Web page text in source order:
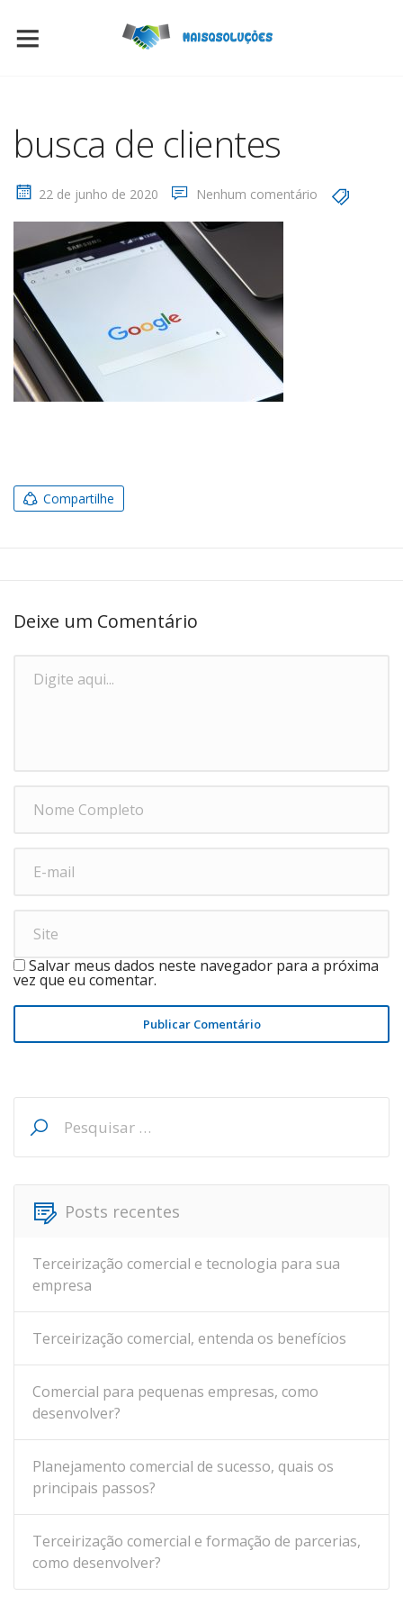
busca de clientes
22 de junho de 2020 Nenhum comentário
Compartilhe
Deixe um Comentário
Salvar meus dados neste navegador para a próxima
vez que eu comentar.
Publicar Comentário
Pesquisar
por:
Posts recentes
Terceirização comercial e tecnologia para sua
empresa
Terceirização comercial, entenda os benefícios
Comercial para pequenas empresas, como
desenvolver?
Planejamento comercial de sucesso, quais os
principais passos?
Terceirização comercial e formação de parcerias,
como desenvolver?